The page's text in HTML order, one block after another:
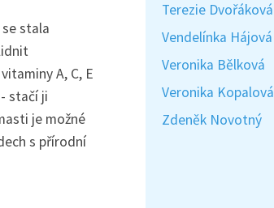
stala
A, C, E
stačí ji
je možné
s přírodní
Terezie Dvořáková
Vendelínka Hájová
Veronika Bělková
Veronika Kopalová
Zdeněk Novotný